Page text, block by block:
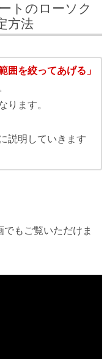
トのローソク
方法
囲を絞ってあげる」
ります。
説明していきます
もご覧いただけま